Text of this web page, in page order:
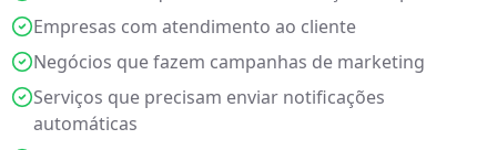
Empresas com atendimento ao cliente
Negócios que fazem campanhas de marketing
Serviços que precisam enviar notificações
automáticas